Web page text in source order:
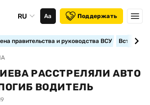
RU Аа Поддержать
правительства и руководства ВСУ
РАССТРЕЛЯЛИ АВТО
ВОДИТЕЛЬ